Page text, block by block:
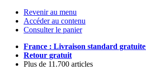
Revenir au menu
Accéder au contenu
Consulter le panier
France : Livraison standard gratuite
Retour gratuit
Plus de 11.700 articles